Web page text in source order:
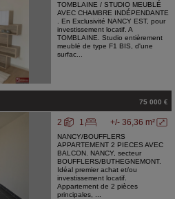
TOMBLAINE / STUDIO MEUBLÉ
AVEC CHAMBRE INDÉPENDANTE
. En Exclusivité NANCY EST, pour
investissement locatif. A
TOMBLAINE. Studio entièrement
meublé de type F1 BIS, d'une
surfac...
75 000 €
+/- 36,36 m²
2 1
NANCY/BOUFFLERS
APPARTEMENT 2 PIECES AVEC
BALCON. NANCY, secteur
BOUFFLERS/BUTHEGNEMONT.
Idéal premier achat et/ou
investissement locatif.
Appartement de 2 pièces
principales, ...